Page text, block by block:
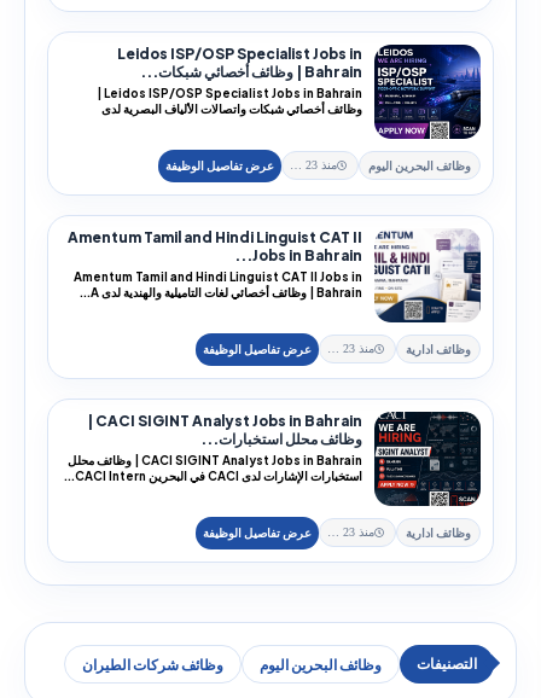
Leidos ISP/OSP Specialist Jobs in
Bahrain | وظائف أخصائي شبكات...
وظائف أخصائي شبكات واتصالات الألياف البصرية لدى
وظائف البحرين اليوم منذ 23 يوم
Amentum Tamil and Hindi Linguist CAT II
Jobs in Bahrain...
Amentum Tamil and Hindi Linguist CAT II Jobs in
Bahrain | وظائف أخصائي لغات التاميلية والهندية لدى A...
وظائف ادارية منذ 23 يوم
CACI SIGINT Analyst Jobs in Bahrain |
وظائف محلل استخبارات...
CACI SIGINT Analyst Jobs in Bahrain | وظائف محلل
استخبارات الإشارات لدى CACI في البحرين CACI Intern...
وظائف ادارية منذ 23 يوم
وظائف البحرين اليوم وظائف شركات الطيران